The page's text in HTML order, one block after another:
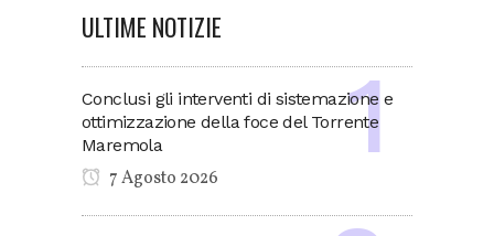
ULTIME NOTIZIE
Conclusi gli interventi di sistemazione e
ottimizzazione della foce del Torrente
Maremola
7 Agosto 2026